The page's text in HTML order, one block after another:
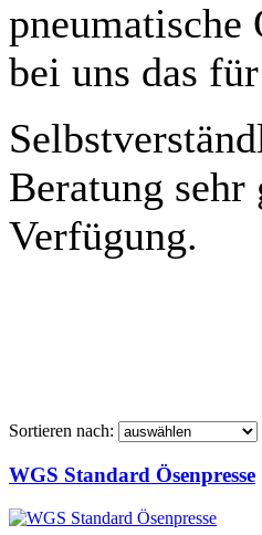
pneumatische
bei uns das
Beratung sehr
Verfügung.
Sortieren nach:
WGS Standard Ösenpresse